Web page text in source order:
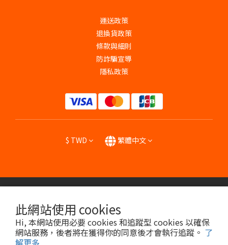
此網站使用 cookies
Hi, 本網站使用必要 cookies 和追蹤型 cookies 以確保
網站服務，後者將在獲得你的同意後才會執行追蹤。 了
解更多
運送政策
退換貨政策
條款與細則
防詐騙宣導
隱私政策
$ TWD 繁體中文
Copyright © 2024 HENG YU BIOPHARMA CO., LTD.